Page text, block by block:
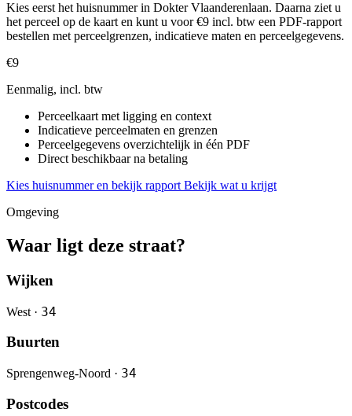
Kies eerst het huisnummer in Dokter Vlaanderenlaan. Daarna ziet u
het perceel op de kaart en kunt u voor €9 incl. btw een PDF-rapport
bestellen met perceelgrenzen, indicatieve maten en perceelgegevens.
€9
Eenmalig, incl. btw
Perceelkaart met ligging en context
Indicatieve perceelmaten en grenzen
Perceelgegevens overzichtelijk in één PDF
Direct beschikbaar na betaling
Kies huisnummer en bekijk rapport Bekijk wat u krijgt
Omgeving
Waar ligt deze straat?
Wijken
West · 34
Buurten
Sprengenweg-Noord · 34
Postcodes